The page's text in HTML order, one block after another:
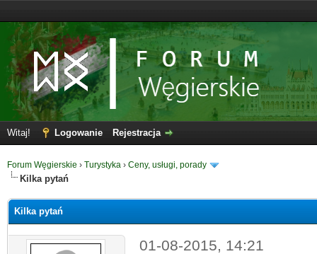
Witaj! Logowanie Rejestracja
Forum Węgierskie › Turystyka › Ceny, usługi, porady
Kilka pytań
Kilka pytań
01-08-2015, 14:21